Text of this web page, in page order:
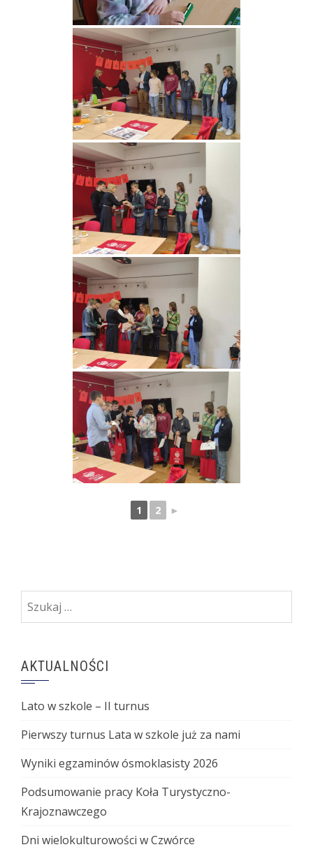
1 2 ►
Szukaj:
AKTUALNOŚCI
Lato w szkole – II turnus
Pierwszy turnus Lata w szkole już za nami
Wyniki egzaminów ósmoklasisty 2026
Podsumowanie pracy Koła Turystyczno-
Krajoznawczego
Dni wielokulturowości w Czwórce